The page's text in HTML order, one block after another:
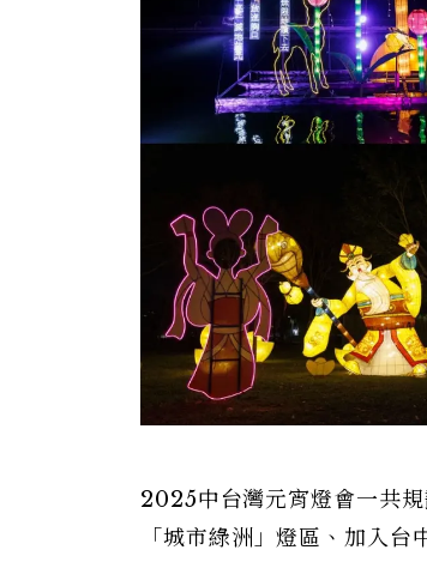
2025中台灣元宵燈會一共
「城市綠洲」燈區、加入